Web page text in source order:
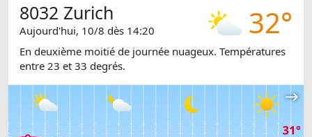
32°
8032 Zurich
Aujourd'hui, 10/8 dès 14:20
En deuxième moitié de journée nuageux. Températures
entre 23 et 33 degrés.